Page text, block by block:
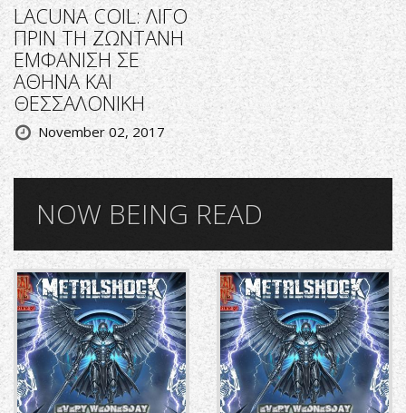
LACUNA COIL: ΛΙΓΟ
ΠΡΙΝ ΤΗ ΖΩΝΤΑΝΗ
ΕΜΦΑΝΙΣΗ ΣΕ
ΑΘΗΝΑ ΚΑΙ
ΘΕΣΣΑΛΟΝΙΚΗ
November 02, 2017
NOW BEING READ